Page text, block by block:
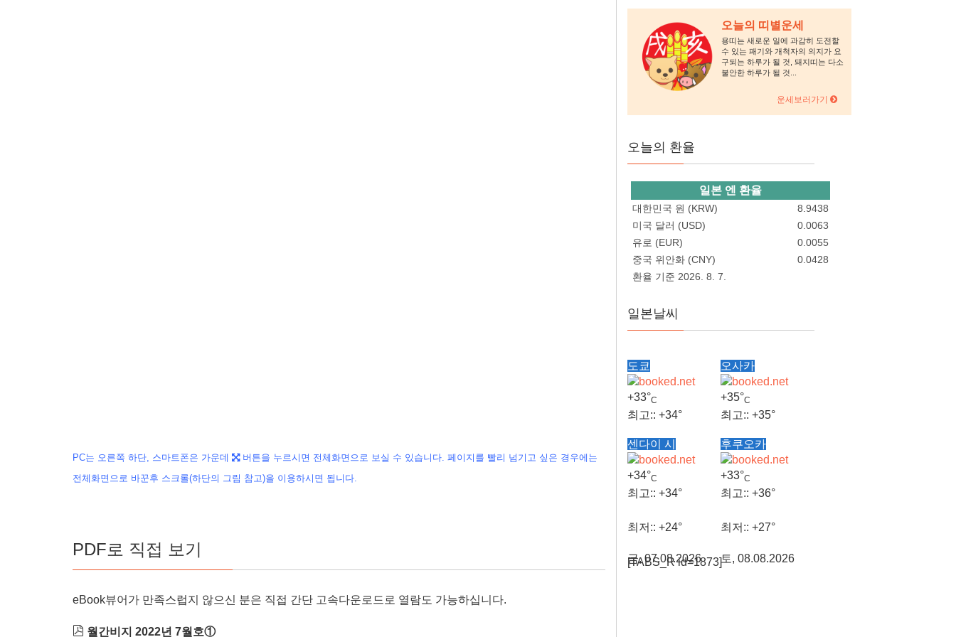
PC는 오른쪽 하단, 스마트폰은 가운데
버튼을 누르시면 전체화면으로 보실 수 있습니다. 페이지를 빨리 넘기고 싶은 경우에는
전체화면으로 바꾼후 스크롤(하단의 그림 참고)을 이용하시면 됩니다.
PDF로 직접 보기
eBook뷰어가 만족스럽지 않으신 분은 직접 간단 고속다운로드로 열람도 가능하십니다.
월간비지 2022년 7월호①
오늘의 띠별운세
용띠는 새로운 일에 과감히 도전할
수 있는 패기와 개척자의 의지가 요
구되는 하루가 될 것, 돼지띠는 다소
불안한 하루가 될 것...
운세보러가기
오늘의 환율
일본 엔 환율
대한민국 원 (KRW)
8.9438
미국 달러 (USD)
0.0063
유로 (EUR)
0.0055
중국 위안화 (CNY)
0.0428
환율 기준 2026. 8. 7.
일본날씨
도쿄
+33°C
최고:: +34°
최저::+26°
토, 08.08.2026
오사카
+35°C
최고::+35°
최저::+28°
토, 08.08.2026
센다이 시
+34°C
최고:: +34°
최저:: +24°
금, 07.08.2026
후쿠오카
+33°C
최고::+36°
최저::+27°
토, 08.08.2026
[TABS_R id=1873]